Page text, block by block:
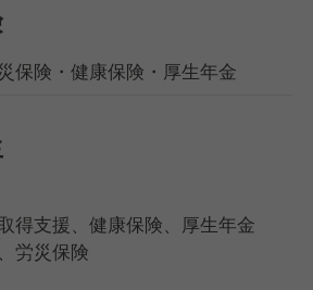
保険・健康保険・厚生年金
得支援、健康保険、厚生年金
労災保険